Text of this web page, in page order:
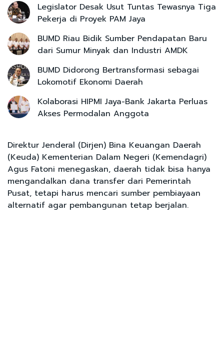
Legislator Desak Usut Tuntas Tewasnya Tiga
Pekerja di Proyek PAM Jaya
BUMD Riau Bidik Sumber Pendapatan Baru
dari Sumur Minyak dan Industri AMDK
BUMD Didorong Bertransformasi sebagai
Lokomotif Ekonomi Daerah
Kolaborasi HIPMI Jaya-Bank Jakarta Perluas
Akses Permodalan Anggota
Direktur Jenderal (Dirjen) Bina Keuangan Daerah
(Keuda) Kementerian Dalam Negeri (Kemendagri)
Agus Fatoni menegaskan, daerah tidak bisa hanya
mengandalkan dana transfer dari Pemerintah
Pusat, tetapi harus mencari sumber pembiayaan
alternatif agar pembangunan tetap berjalan.